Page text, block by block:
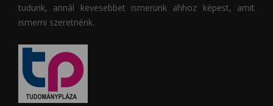
tudunk, annál kevesebbet ismerünk ahhoz képest, amit
ismerni szeretnénk.